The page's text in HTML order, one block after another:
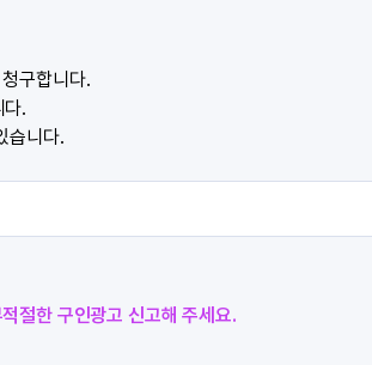
구합니다.
다.
습니다.
절한 구인광고 신고해 주세요.